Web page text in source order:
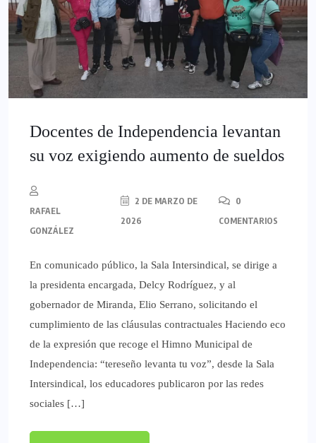
Docentes de Independencia levantan
su voz exigiendo aumento de sueldos
RAFAEL
GONZÁLEZ
2 DE MARZO DE
2026
0
COMENTARIOS
En comunicado público, la Sala Intersindical, se dirige a
la presidenta encargada, Delcy Rodríguez, y al
gobernador de Miranda, Elio Serrano, solicitando el
cumplimiento de las cláusulas contractuales Haciendo eco
de la expresión que recoge el Himno Municipal de
Independencia: “tereseño levanta tu voz”, desde la Sala
Intersindical, los educadores publicaron por las redes
sociales […]